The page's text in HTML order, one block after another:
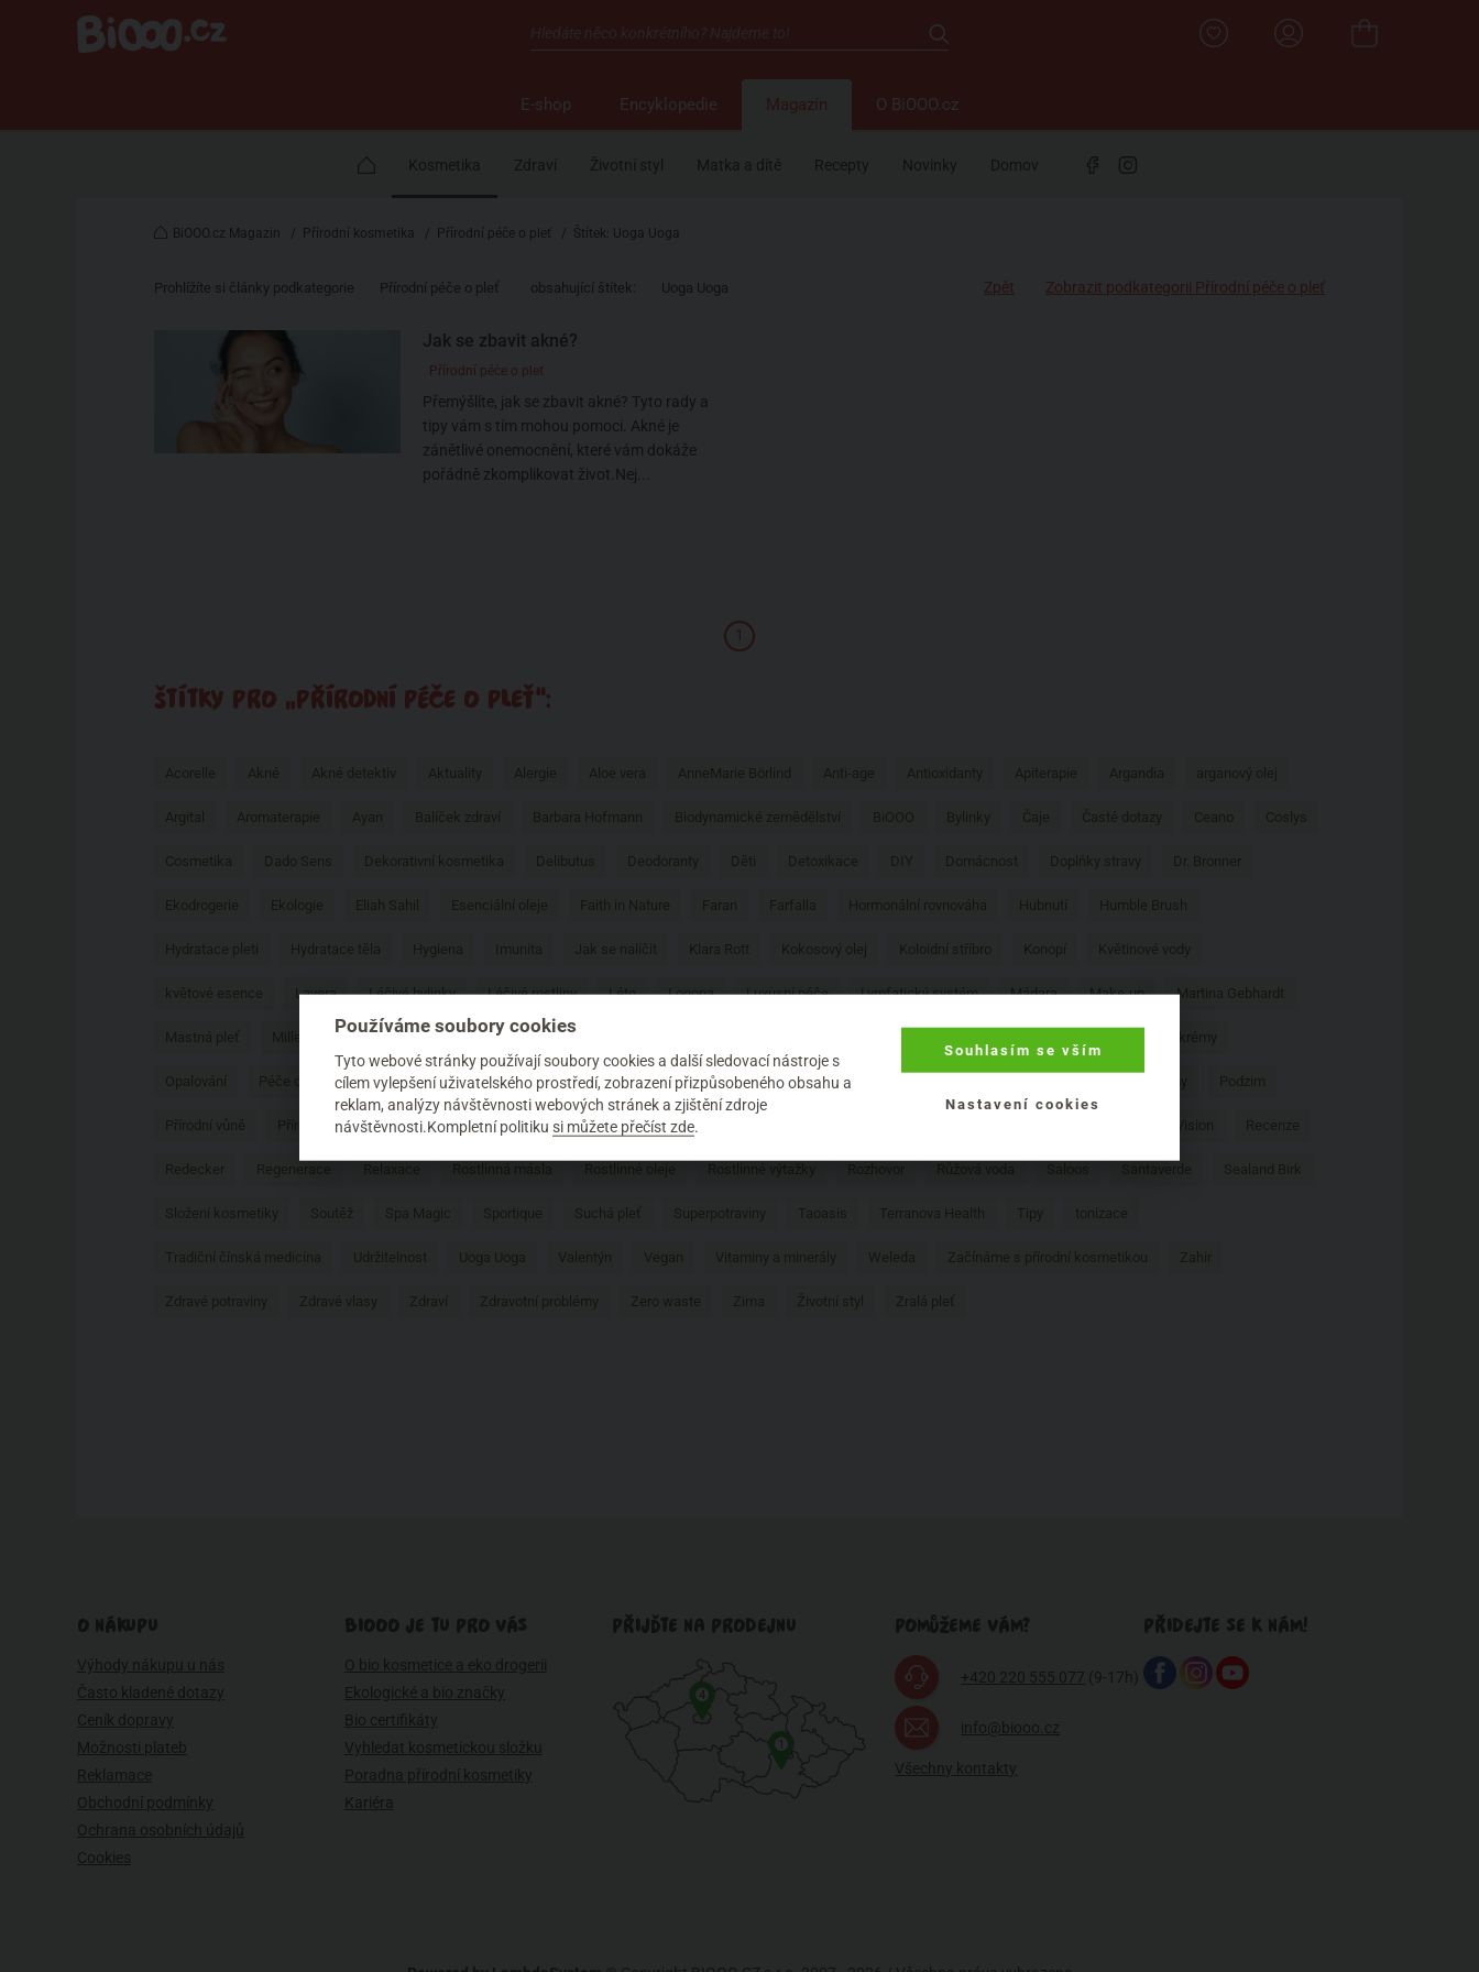
E-shop Encyklopedie Magazín O BiOOO.cz
Kosmetika Zdraví Životní styl Matka a dítě Recepty Novinky Domov
BiOOO.cz Magazin / Přírodní kosmetika / Přírodní péče o pleť / Štítek: Uoga Uoga
Zpět Zobrazit podkategorii Přírodní péče o pleť
Prohlížíte si články podkategorie Přírodní péče o pleť obsahující štítek: Uoga Uoga
Jak se zbavit akné?
Přírodní péče o pleť
Přemýšlíte, jak se zbavit akné? Tyto rady a
tipy vám s tím mohou pomoci. Akné je
zánětlivé onemocnění, které vám dokáže
pořádně zkomplikovat život.Nej...
1
ŠTÍTKY PRO „PŘÍRODNÍ PÉČE O PLEŤ“:
Acorelle Akné Akné detektiv Aktuality Alergie Aloe vera AnneMarie Börlind Anti-age Antioxidanty Apiterapie Argandia arganový olej
Argital Aromaterapie Ayan Balíček zdraví Barbara Hofmann Biodynamické zemědělství BiOOO Bylinky Čaje Časté dotazy Ceano Coslys
Cosmetika Dado Sens Dekorativní kosmetika Delibutus Deodoranty Děti Detoxikace DIY Domácnost Doplňky stravy Dr. Bronner
Ekodrogerie Ekologie Eliah Sahil Esenciální oleje Faith in Nature Faran Farfalla Hormonální rovnováha Hubnutí Humble Brush
Hydratace pleti Hydratace těla Hygiena Imunita Jak se nalíčit Klara Rott Kokosový olej Koloidní stříbro Konopí Květinové vody
květové esence Lavera Léčivé bylinky Léčivé rostliny Léto Logona Luxusní péče Lymfatický systém Mádara Make-up Martina Gebhardt
Mastná pleť Mille Ulivi Mokosh Mossa Muži Oční krémy
Opalování Péče o nehty Péče o nohy Péče o pleť Péče o rty Péče o ruce Péče o tělo Pleťové krémy Podzim
Přírodní vůně Přírodní značky Pro muže problematická pleť Prospěšné látky Purity Vision Recenze
Redecker Regenerace Relaxace Rostlinná másla Rostlinné oleje Rostlinné výtažky Rozhovor Růžová voda Saloos Santaverde Sealand Birk
Složení kosmetiky Soutěž Spa Magic Sportique Suchá pleť Superpotraviny Taoasis Terranova Health Tipy tonizace
Tradiční čínská medicína Udržitelnost Uoga Uoga Valentýn Vegan Vitaminy a minerály Weleda Začínáme s přírodní kosmetikou Zahir
Zdravé potraviny Zdravé vlasy Zdraví Zdravotní problémy Zero waste Zima Životní styl Zralá pleť
O NÁKUPU
Výhody nákupu u nás
Často kladené dotazy
Ceník dopravy
Možnosti plateb
Reklamace
Obchodní podmínky
Ochrana osobních údajů
Cookies
BIOOO JE TU PRO VÁS
O bio kosmetice a eko drogerii
Ekologické a bio značky
Bio certifikáty
Vyhledat kosmetickou složku
Poradna přírodní kosmetiky
Kariéra
PŘIJĎTE NA PRODEJNU
1
4
POMŮŽEME VÁM?
+420 220 555 077 (9-17h)
info@biooo.cz
Všechny kontakty
PŘIDEJTE SE K NÁM!
Používáme soubory cookies
Tyto webové stránky používají soubory cookies a další sledovací nástroje s
cílem vylepšení uživatelského prostředí, zobrazení přizpůsobeného obsahu a
reklam, analýzy návštěvnosti webových stránek a zjištění zdroje
návštěvnosti.Kompletní politiku si můžete přečíst zde.
Souhlasím se vším
Nastavení cookies